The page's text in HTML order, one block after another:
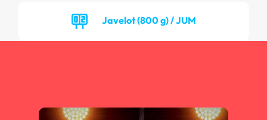
Javelot (800 g) / JUM